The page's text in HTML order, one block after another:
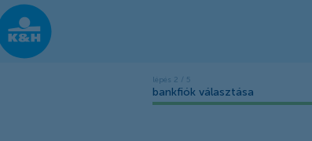
bankfiók választása